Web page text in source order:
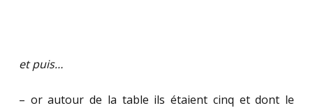
et puis…
– or autour de la table ils étaient cinq et dont le